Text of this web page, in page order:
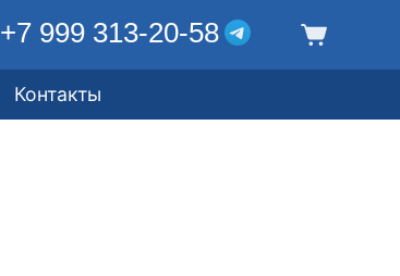
+7 999 313-20-58
Контакты